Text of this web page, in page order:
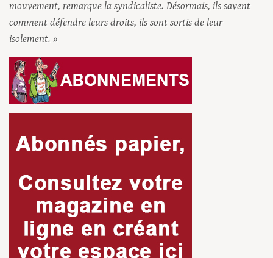
mouvement, remarque la syndicaliste. Désormais, ils savent
comment défendre leurs droits, ils sont sortis de leur
isolement. »